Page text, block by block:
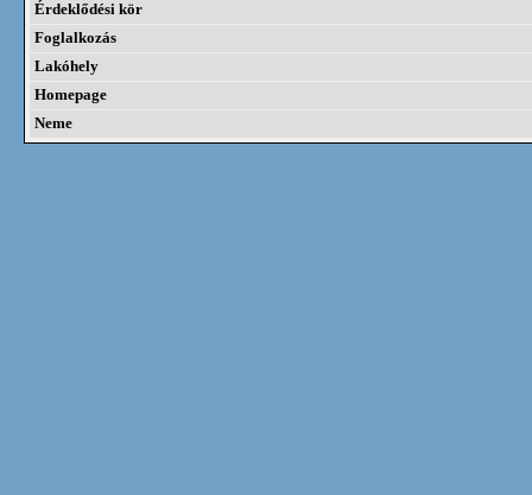
Érdeklődési kör
Foglalkozás
Lakóhely
Homepage
Neme